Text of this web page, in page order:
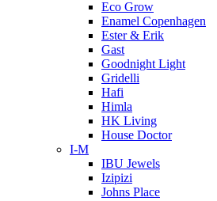
Eco Grow
Enamel Copenhagen
Ester & Erik
Gast
Goodnight Light
Gridelli
Hafi
Himla
HK Living
House Doctor
I-M
IBU Jewels
Izipizi
Johns Place